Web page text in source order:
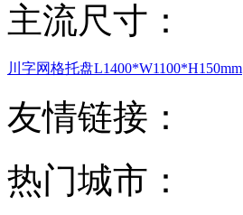
主流尺寸：
川字网格托盘L1400*W1100*H150mm
友情链接：
热门城市：